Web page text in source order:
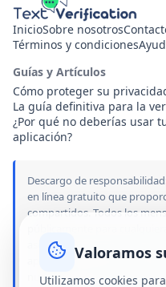
InicioSobre nosotros
Términos y condiciones
Guías y Artículos
Cómo proteger su
La guía definitiva para la
¿Por qué no deberías usar
aplicación?
Descargo de
en línea gratuito que
compartidos. Todos los
asociados, patrocinados ni
aplicaciones o servicios
nuestros números públicos
Valoramos
Utilizamos cookies